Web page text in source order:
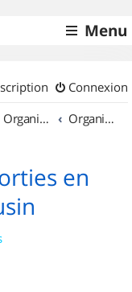
Menu
Connexion
Organisation de sorties & Recherche de partenaires Organisation de sorties en région Limousin
en